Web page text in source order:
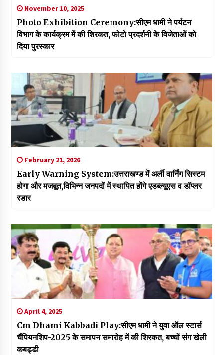
November 10, 2025
Photo Exhibition Ceremony:सीएम धामी ने पर्यटन
विभाग के कार्यक्रम में की शिरकत, फोटो प्रदर्शनी के विजेताओं को
दिया पुरस्कार
February 21, 2026
Early Warning System:उत्तराखण्ड में अर्ली वार्निंग सिस्टम
होगा और मजबूत,विभिन्न जनपदों में स्थापित होंगे एडब्ल्यूएस व डॉप्लर
रडार
April 4, 2025
Cm Dhami Kabbadi Play:सीएम धामी ने युवा ऑल स्टार्स
चैंपियनशिप-2025 के समापन समारोह में की शिरकत, बच्चों संग खेली
कबड्डी